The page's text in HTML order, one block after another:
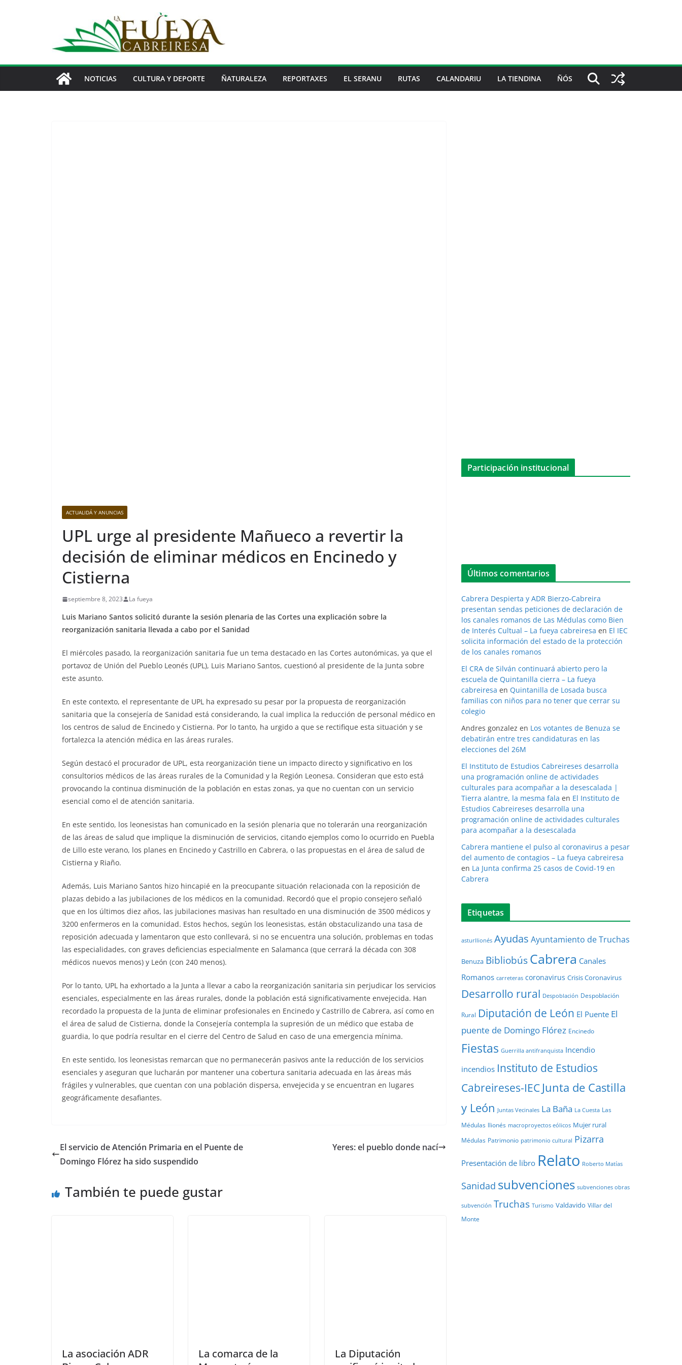
NOTICIAS CULTURA Y DEPORTE ÑATURALEZA REPORTAXES EL SERANU RUTAS CALANDARIU LA TIENDINA ÑÓS
ACTUALIDÁ Y ANUNCIAS
UPL urge al presidente Mañueco a revertir la
decisión de eliminar médicos en Encinedo y
Cistierna
septiembre 8, 2023 La fueya
Luis Mariano Santos solicitó durante la sesión plenaria de las Cortes una explicación sobre la
reorganización sanitaria llevada a cabo por el Sanidad
El miércoles pasado, la reorganización sanitaria fue un tema destacado en las Cortes autonómicas, ya que el
portavoz de Unión del Pueblo Leonés (UPL), Luis Mariano Santos, cuestionó al presidente de la Junta sobre
este asunto.
En este contexto, el representante de UPL ha expresado su pesar por la propuesta de reorganización
sanitaria que la consejería de Sanidad está considerando, la cual implica la reducción de personal médico en
los centros de salud de Encinedo y Cistierna. Por lo tanto, ha urgido a que se rectifique esta situación y se
fortalezca la atención médica en las áreas rurales.
Según destacó el procurador de UPL, esta reorganización tiene un impacto directo y significativo en los
consultorios médicos de las áreas rurales de la Comunidad y la Región Leonesa. Consideran que esto está
provocando la continua disminución de la población en estas zonas, ya que no cuentan con un servicio
esencial como el de atención sanitaria.
En este sentido, los leonesistas han comunicado en la sesión plenaria que no tolerarán una reorganización
de las áreas de salud que implique la disminución de servicios, citando ejemplos como lo ocurrido en Puebla
de Lillo este verano, los planes en Encinedo y Castrillo en Cabrera, o las propuestas en el área de salud de
Cistierna y Riaño.
Además, Luis Mariano Santos hizo hincapié en la preocupante situación relacionada con la reposición de
plazas debido a las jubilaciones de los médicos en la comunidad. Recordó que el propio consejero señaló
que en los últimos diez años, las jubilaciones masivas han resultado en una disminución de 3500 médicos y
3200 enfermeros en la comunidad. Estos hechos, según los leonesistas, están obstaculizando una tasa de
reposición adecuada y lamentaron que esto conllevará, si no se encuentra una solución, problemas en todas
las especialidades, con graves deficiencias especialmente en Salamanca (que cerrará la década con 308
médicos nuevos menos) y León (con 240 menos).
Por lo tanto, UPL ha exhortado a la Junta a llevar a cabo la reorganización sanitaria sin perjudicar los servicios
esenciales, especialmente en las áreas rurales, donde la población está significativamente envejecida. Han
recordado la propuesta de la Junta de eliminar profesionales en Encinedo y Castrillo de Cabrera, así como en
el área de salud de Cistierna, donde la Consejería contempla la supresión de un médico que estaba de
guardia, lo que podría resultar en el cierre del Centro de Salud en caso de una emergencia mínima.
En este sentido, los leonesistas remarcan que no permanecerán pasivos ante la reducción de los servicios
esenciales y aseguran que lucharán por mantener una cobertura sanitaria adecuada en las áreas más
frágiles y vulnerables, que cuentan con una población dispersa, envejecida y se encuentran en lugares
geográficamente desafiantes.
El servicio de Atención Primaria en el Puente de
Domingo Flórez ha sido suspendido
Yeres: el pueblo donde nací
También te puede gustar
La asociación ADR
La comarca de la
La Diputación
Participación institucional
Últimos comentarios
Cabrera Despierta y ADR Bierzo-Cabreira
presentan sendas peticiones de declaración de
los canales romanos de Las Médulas como Bien
de Interés Cultual – La fueya cabreiresa en El IEC
solicita información del estado de la protección
de los canales romanos
El CRA de Silván continuará abierto pero la
escuela de Quintanilla cierra – La fueya
cabreiresa en Quintanilla de Losada busca
familias con niños para no tener que cerrar su
colegio
Andres gonzalez en Los votantes de Benuza se
debatirán entre tres candidaturas en las
elecciones del 26M
El Instituto de Estudios Cabreireses desarrolla
una programación online de actividades
culturales para acompañar a la desescalada |
Tierra alantre, la mesma fala en El Instituto de
Estudios Cabreireses desarrolla una
programación online de actividades culturales
para acompañar a la desescalada
Cabrera mantiene el pulso al coronavirus a pesar
del aumento de contagios – La fueya cabreiresa
en La Junta confirma 25 casos de Covid-19 en
Cabrera
Etiquetas
asturllionés Ayudas Ayuntamiento de Truchas
Benuza BibliobúsCabrera Canales
Romanos carreteras coronavirus Crisis Coronavirus
Desarrollo rural Despoblación Despoblación
Rural Diputación de León El Puente El
puente de Domingo Flórez Encinedo
Fiestas Guerrilla antifranquista Incendio
incendios Instituto de Estudios
Cabreireses-IEC Junta de Castilla
y León Juntas Vecinales La Baña La Cuesta Las
Médulas llionés macroproyectos eólicos Mujer rural
Médulas Patrimonio patrimonio cultural Pizarra
Presentación de libro Relato Roberto Matías
Sanidad subvenciones subvenciones obras
subvención Truchas Turismo Valdavido Villar del
Monte